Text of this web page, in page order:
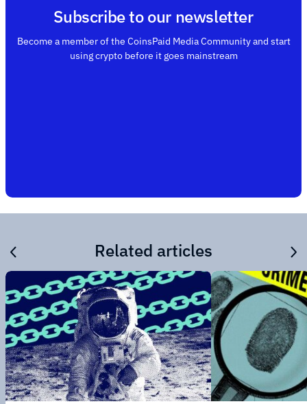
Subscribe to our newsletter
Become a member of the CoinsPaid Media Community and start
using crypto before it goes mainstream
Related articles